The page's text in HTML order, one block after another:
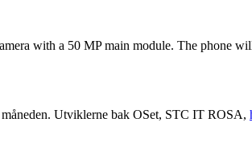
with a 50 MP main module. The phone
Utviklerne bak OSet, STC IT ROSA,